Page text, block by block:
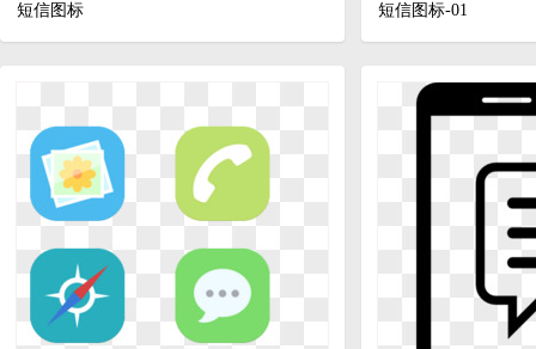
短信图标 短信图标-01